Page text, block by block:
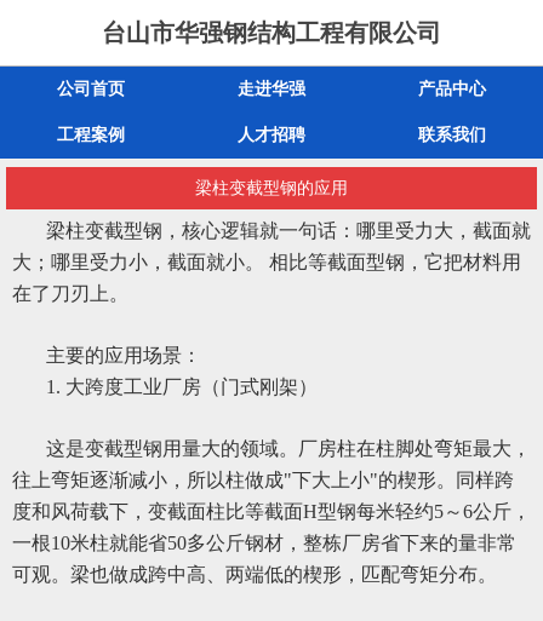
台山市华强钢结构工程有限公司
公司首页 走进华强 产品中心
工程案例 人才招聘 联系我们
梁柱变截型钢的应用
梁柱变截型钢，核心逻辑就一句话：哪里受力大，截面就
大；哪里受力小，截面就小。 相比等截面型钢，它把材料用
在了刀刃上。
主要的应用场景：
1. 大跨度工业厂房（门式刚架）
这是变截型钢用量大的领域。厂房柱在柱脚处弯矩最大，
往上弯矩逐渐减小，所以柱做成"下大上小"的楔形。同样跨
度和风荷载下，变截面柱比等截面H型钢每米轻约5～6公斤，
一根10米柱就能省50多公斤钢材，整栋厂房省下来的量非常
可观。梁也做成跨中高、两端低的楔形，匹配弯矩分布。